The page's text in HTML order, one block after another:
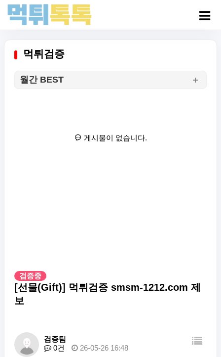
먹튀검증
월간 BEST
게시물이 없습니다.
검증중
[선물(Gift)] 먹튀검증 smsm-1212.com 제
보
검증팀
0건
26-05-26 16:48